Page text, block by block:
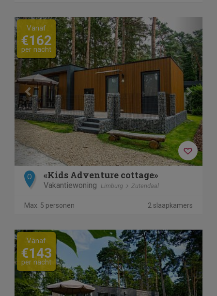
Previous
Vanaf
€162
per nacht
O «Kids Adventure cottage»
Vakantiewoning Limburg Zutendaal
Max. 5 personen 2 slaapkamers
Previous Next
Vanaf
€143
per nacht